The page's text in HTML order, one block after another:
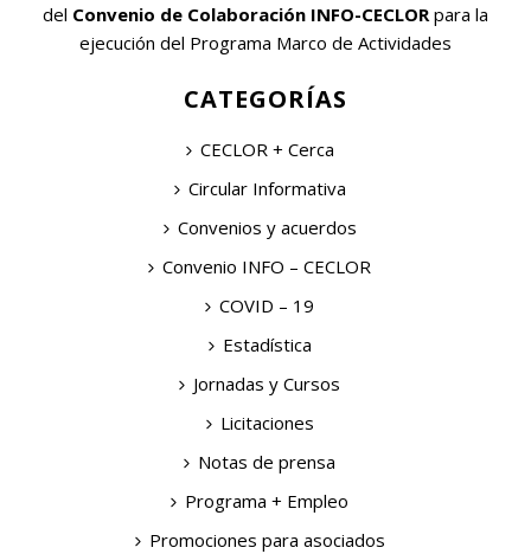
del Convenio de Colaboración INFO-CECLOR para la
ejecución del Programa Marco de Actividades
CATEGORÍAS
CECLOR + Cerca
Circular Informativa
Convenios y acuerdos
Convenio INFO – CECLOR
COVID – 19
Estadística
Jornadas y Cursos
Licitaciones
Notas de prensa
Programa + Empleo
Promociones para asociados